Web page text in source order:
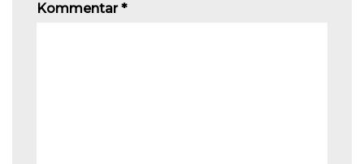
Kommentar*